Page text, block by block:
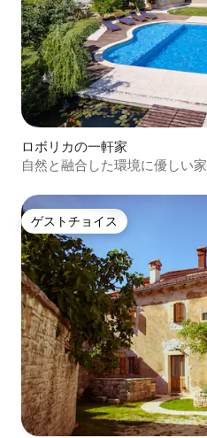
ロボリカの一軒家
自然と融合した環境に優しい家
ゲストチョイス
ゲストチョイス